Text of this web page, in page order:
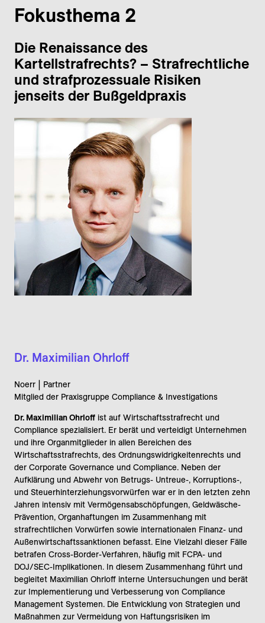
Fokusthema 2
Die Renaissance des
Kartellstrafrechts? – Strafrechtliche
und strafprozessuale Risiken
jenseits der Bußgeldpraxis
Dr. Maximilian Ohrloff
Noerr | Partner
Mitglied der Praxisgruppe Compliance & Investigations
Dr. Maximilian Ohrloff ist auf Wirtschaftsstrafrecht und
Compliance spezialisiert. Er berät und verteidigt Unternehmen
und ihre Organmitglieder in allen Bereichen des
Wirtschaftsstrafrechts, des Ordnungswidrigkeitenrechts und
der Corporate Governance und Compliance. Neben der
Aufklärung und Abwehr von Betrugs- Untreue-, Korruptions-,
und Steuerhinterziehungsvorwürfen war er in den letzten zehn
Jahren intensiv mit Vermögensabschöpfungen, Geldwäsche-
Prävention, Organhaftungen im Zusammenhang mit
strafrechtlichen Vorwürfen sowie internationalen Finanz- und
Außenwirtschaftssanktionen befasst. Eine Vielzahl dieser Fälle
betrafen Cross-Border-Verfahren, häufig mit FCPA- und
DOJ/SEC-Implikationen. In diesem Zusammenhang führt und
begleitet Maximilian Ohrloff interne Untersuchungen und berät
zur Implementierung und Verbesserung von Compliance
Management Systemen. Die Entwicklung von Strategien und
Maßnahmen zur Vermeidung von Haftungsrisiken im